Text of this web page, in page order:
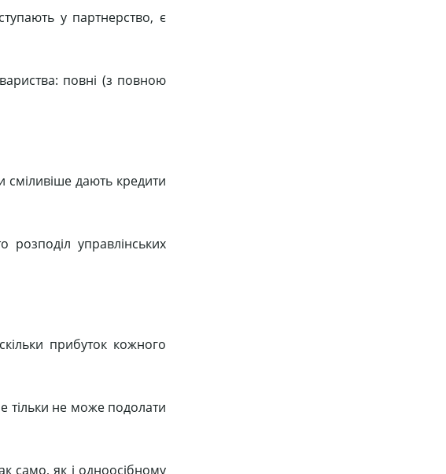
у партнерство, є
повні (з повною
сміливіше дають кредити
розподіл управлінських
прибуток кожного
тільки не може подолати
само, як і одноосібному